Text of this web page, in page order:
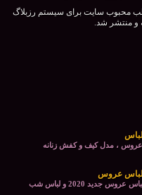
قالب محبوب سایت برای سیستم رزبلاگ
و منتشر شد.
عروس ، مدل کیف و کفش زنانه
عروس
عروس جدید 2020 و لباس شب